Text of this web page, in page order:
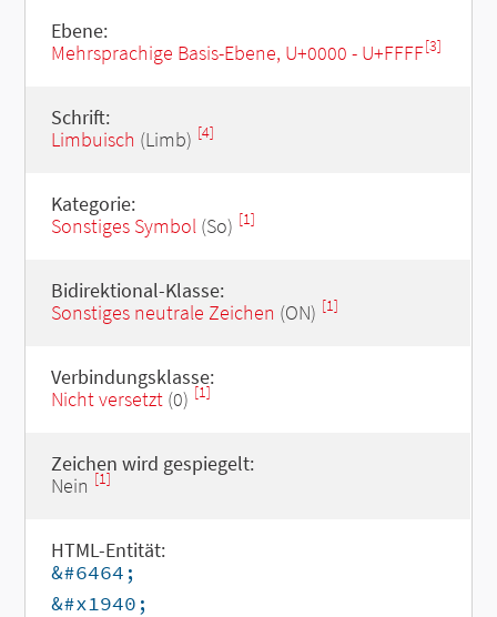
Ebene:
Mehrsprachige Basis-Ebene, U+0000 - U+FFFF[3]
Schrift:
Limbuisch (Limb) [4]
Kategorie:
Sonstiges Symbol(So) [1]
Bidirektional-Klasse:
Sonstiges neutrale Zeichen (ON) [1]
Verbindungsklasse:
Nicht versetzt(0) [1]
Zeichen wird gespiegelt:
Nein [1]
HTML-Entität:
&#6464;
&#x1940;